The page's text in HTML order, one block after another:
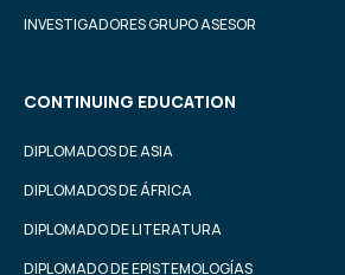
INVESTIGADORES GRUPO ASESOR
CONTINUING EDUCATION
DIPLOMADOS DE ASIA
DIPLOMADOS DE ÁFRICA
DIPLOMADO DE LITERATURA
DIPLOMADO DE EPISTEMOLOGÍAS